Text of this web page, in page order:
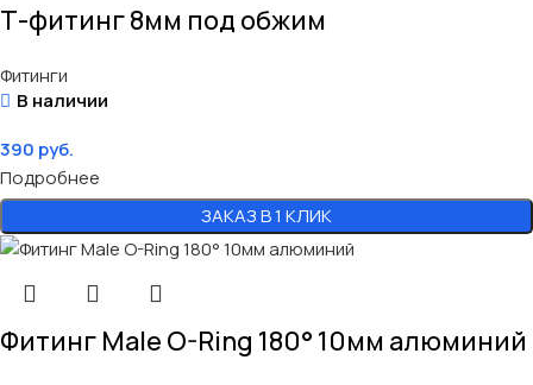
Т-фитинг 8мм под обжим
Фитинги
В наличии
390 руб.
Подробнее
ЗАКАЗ В 1 КЛИК
Фитинг Male O-Ring 180° 10мм алюминий